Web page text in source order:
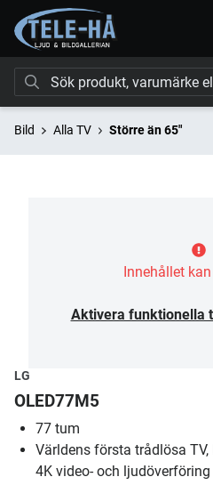
Bild Alla TV Större än 65"
Innehållet
Aktivera funktionella
LG
OLED77M5
77 tum
Världens första trådlösa TV,
4K video- och